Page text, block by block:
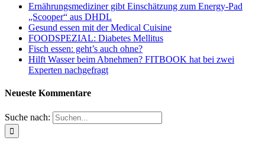
Ernährungsmediziner gibt Einschätzung zum Energy-Pad
„Scooper“ aus DHDL
Gesund essen mit der Medical Cuisine
FOODSPEZIAL: Diabetes Mellitus
Fisch essen: geht’s auch ohne?
Hilft Wasser beim Abnehmen? FITBOOK hat bei zwei
Experten nachgefragt
Neueste Kommentare
Suche nach: